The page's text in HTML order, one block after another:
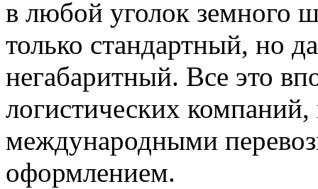
в любой уголок земного
только стандартный, но
негабаритный. Все это
логистических
международными
оформлением.